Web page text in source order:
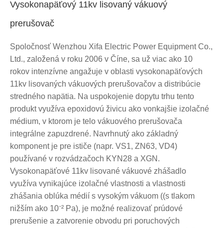
Vysokonapäťový 11kv lisovaný vákuový
prerušovač
Spoločnosť Wenzhou Xifa Electric Power Equipment Co.,
Ltd., založená v roku 2006 v Číne, sa už viac ako 10
rokov intenzívne angažuje v oblasti vysokonapäťových
11kv lisovaných vákuových prerušovačov a distribúcie
stredného napätia. Na uspokojenie dopytu trhu tento
produkt využíva epoxidovú živicu ako vonkajšie izolačné
médium, v ktorom je telo vákuového prerušovača
integrálne zapuzdrené. Navrhnutý ako základný
komponent je pre ističe (napr. VS1, ZN63, VD4)
používané v rozvádzačoch KYN28 a XGN.
Vysokonapäťové 11kv lisované vákuové zhášadlo
využíva vynikajúce izolačné vlastnosti a vlastnosti
zhášania oblúka médií s vysokým vákuom ((s tlakom
nižším ako 10⁻² Pa), je možné realizovať prúdové
prerušenie a zatvorenie obvodu pri poruchových